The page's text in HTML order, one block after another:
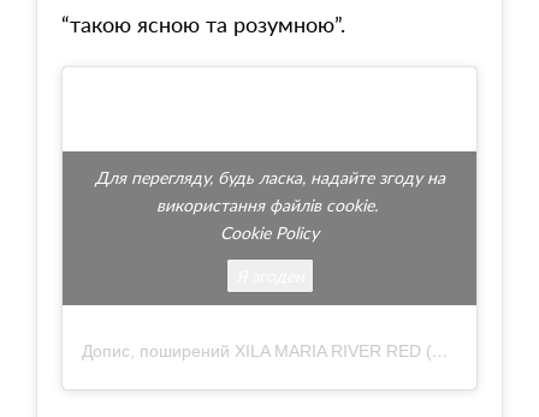
“такою ясною та розумною”.
Допис, поширений XILA MARIA RIVER RED (@britneyspears)
Для перегляду, будь ласка, надайте згоду на
використання файлів cookie.
Cookie Policy